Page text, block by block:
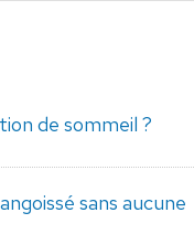
de sommeil ?
sans aucune